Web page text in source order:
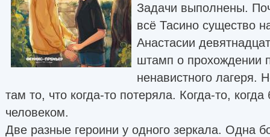
Задачи выполнены.
всё Тасино существо
Анастасии
штамп о прохождении
ненавистного лагеря.
там то, что когда-то потеряла. Когда-то,
человеком.
Две разные героини у одного зеркала. Одна